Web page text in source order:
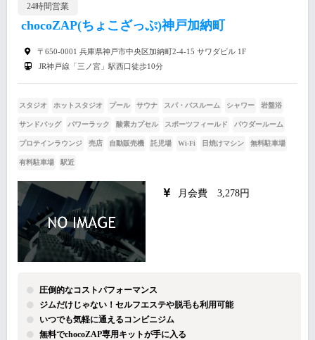
24時間営業
chocoZAP(ちょこざっぷ)神戸加納町
〒650-0001 兵庫県神戸市中央区加納町2-4-15 サワダビル 1F
JR神戸線「三ノ宮」駅西口徒歩10分
スタジオ ホットスタジオ プール サウナ スパ・バスルーム シャワー 岩盤浴
サンドバッグ パワーラック 酸素カプセル スポーツフィールド パウダールーム
プロテインラウンジ 売店 自動販売機 託児場 Wi-Fi 日焼けマシン 無料駐車場
有料駐車場 駅近
月会費 3,278円
圧倒的なコストパフォーマンス
ジムだけじゃない！セルフエステや脱毛も利用可能
いつでも気軽に通えるコンビニジム
無料でchocoZAP専用キットが手に入る